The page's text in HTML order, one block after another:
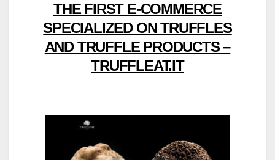
THE FIRST E-COMMERCE
SPECIALIZED ON TRUFFLES
AND TRUFFLE PRODUCTS –
TRUFFLEAT.IT